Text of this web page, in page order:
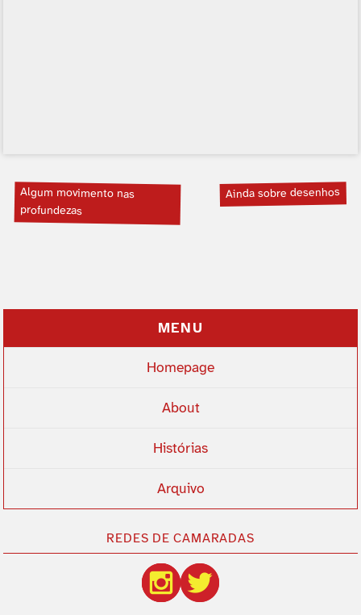
Algum movimento nas
profundezas
Ainda sobre desenhos
MENU
Homepage
About
Histórias
Arquivo
REDES DE CAMARADAS